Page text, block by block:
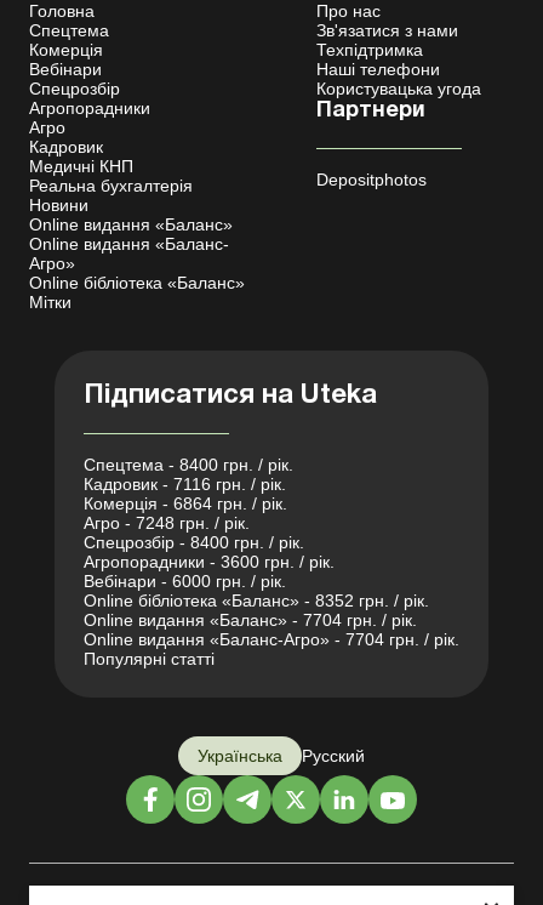
Головна
Спецтема
Комерція
Вебінари
Спецрозбір
Агропорадники
Агро
Кадровик
Медичні КНП
Реальна бухгалтерія
Новини
Online видання «Баланс»
Online видання «Баланс-
Агро»
Online бібліотека «Баланс»
Мітки
Про нас
Зв'язатися з нами
Техпідтримка
Наші телефони
Користувацька угода
Партнери
Depositphotos
Підписатися на Uteka
Спецтема - 8400 грн. / рік.
Кадровик - 7116 грн. / рік.
Комерція - 6864 грн. / рік.
Агро - 7248 грн. / рік.
Спецрозбір - 8400 грн. / рік.
Агропорадники - 3600 грн. / рік.
Вебінари - 6000 грн. / рік.
Online бібліотека «Баланс» - 8352 грн. / рік.
Online видання «Баланс» - 7704 грн. / рік.
Online видання «Баланс-Агро» - 7704 грн. / рік.
Популярні статті
Українська Русский